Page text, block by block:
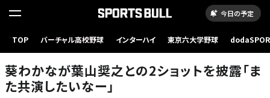
今日の予定
TOP バーチャル高校野球 インターハイ 東京六大学野球
葵わかなが葉山奨之との2ショットを披露「ま
た共演したいなー」